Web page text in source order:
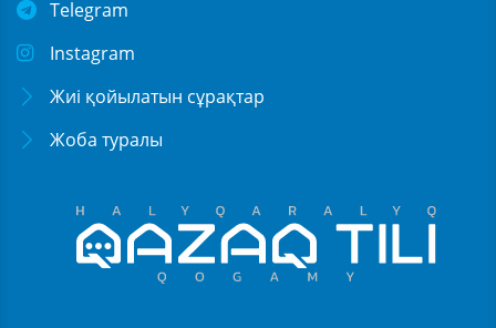
Telegram
Instagram
Жиі қойылатын сұрақтар
Жоба туралы